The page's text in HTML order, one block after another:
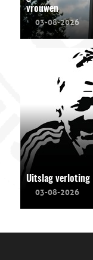
vrouwen
03-08-2026
Uitslag verloting
03-08-2026